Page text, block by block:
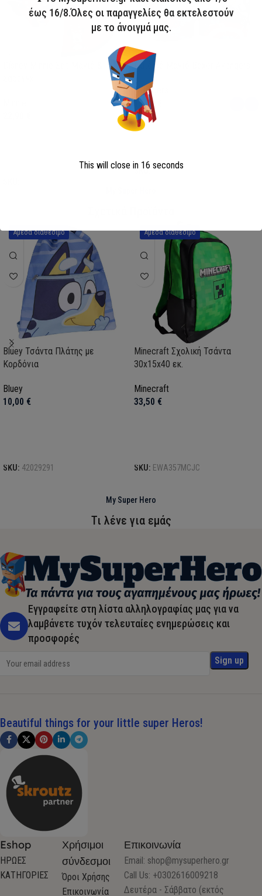
Παιδικό Μαγιό Boxer Avengers
Avengers
13,00
SKU: AVE23-0281
Άμεσα διαθέσιμο
Bluey Τσάντα Πλάτης με
Κορδόνια
Bluey
10,00 €
SKU: 42029291
Άμεσα διαθέσιμο
Minecraft Σχολική Τσάντα
30x15x40 εκ.
Minecraft
33,50 €
SKU: EWA357MCJC
My Super Hero
Τι λένε για εμάς
Εγγραφείτε στη λίστα αλληλογραφίας μας για να
λαμβάνετε τυχόν τελευταίες ενημερώσεις και
προσφορές
Beautiful things for your little super Heros!
Eshop
ΗΡΩΕΣ
ΚΑΤΗΓΟΡΙΕΣ
Χρήσιμοι
σύνδεσμοι
Όροι Χρήσης
Επικοινωνία
Επικοινωνία
Email: shop@mysuperhero.gr
Call Us: +0302616009218
Δευτέρα - Σάββατο (εκτός
έως 16/8.Όλες οι παραγγελίες θα εκτελεστούν
με το άνοιγμά μας.
This will close in 15 seconds